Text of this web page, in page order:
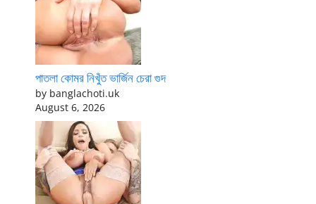
পাতলা কোমর নিখুঁত ভার্জিন চেরা গুদ
by banglachoti.uk
August 6, 2026